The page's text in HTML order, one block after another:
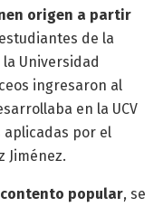
origen a partir
de la
Universidad
ingresaron al
en la UCV
por el
Jiménez.
popular, se